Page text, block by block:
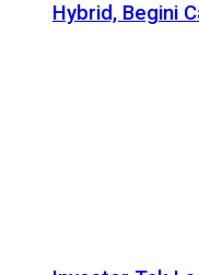
Hybrid, Begini